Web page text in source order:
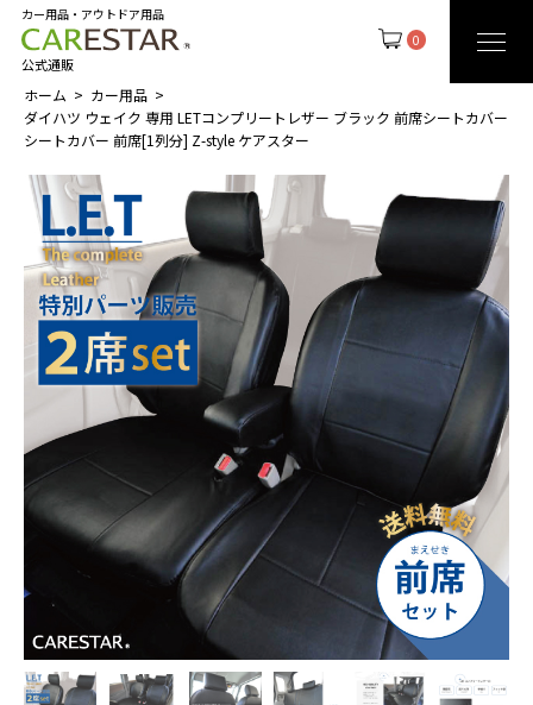
0
カー用品・アウトドア用品
公式通販
ホーム
カー用品
ダイハツ ウェイク 専用 LETコンプリートレザー ブラック 前席シートカバー
シートカバー 前席[1列分] Z-style ケアスター